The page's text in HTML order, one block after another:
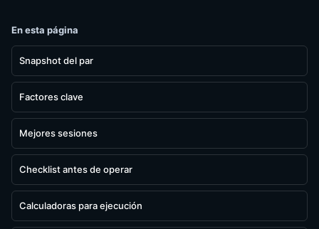
En esta página
Snapshot del par
Factores clave
Mejores sesiones
Checklist antes de operar
Calculadoras para ejecución